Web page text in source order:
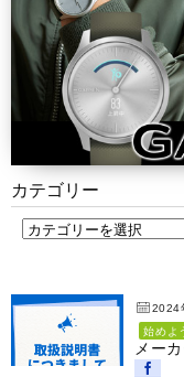
カテゴリー
2024
始めよ
メー